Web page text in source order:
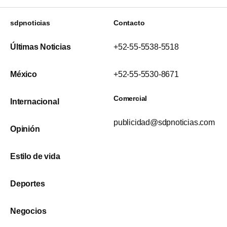
sdpnoticias
Últimas Noticias
México
Internacional
Opinión
Estilo de vida
Deportes
Negocios
Contacto
+52-55-5538-5518
+52-55-5530-8671
Comercial
publicidad@sdpnoticias.com